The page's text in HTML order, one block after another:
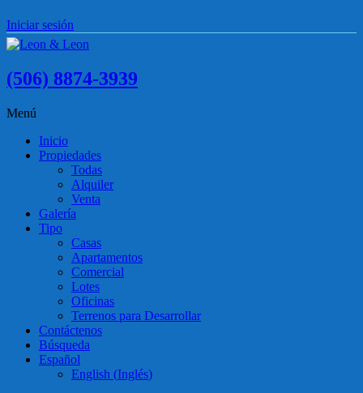
Iniciar sesión
(506) 8874-3939
Menú
Inicio
Propiedades
Todas
Alquiler
Venta
Galería
Tipo
Casas
Apartamentos
Comercial
Lotes
Oficinas
Terrenos para Desarrollar
Contáctenos
Búsqueda
Español
English (Inglés)